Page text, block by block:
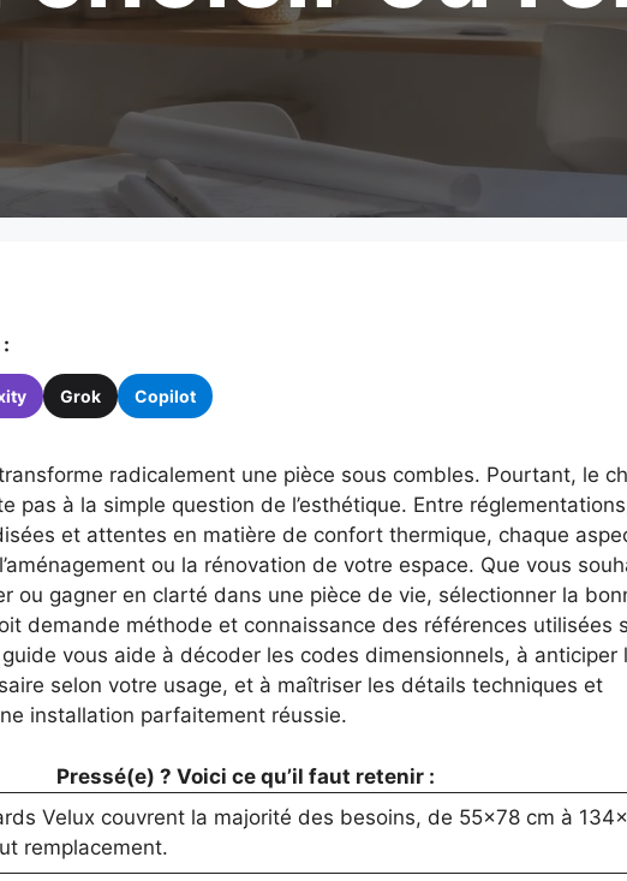
Grok Copilot
radicalement une pièce sous combles. Pourtant, le
pas à la simple question de l’esthétique. Entre
et attentes en matière de confort thermique, chaque
ou la rénovation de votre espace. Que vous
ou gagner en clarté dans une pièce de vie, sélectionner la
demande méthode et connaissance des références utilisées
vous aide à décoder les codes dimensionnels, à anticiper
selon votre usage, et à maîtriser les détails techniques et
installation parfaitement réussie.
Pressé(e) ? Voici ce qu’il faut retenir :
Velux couvrent la majorité des besoins, de 55×78 cm à
remplacement.